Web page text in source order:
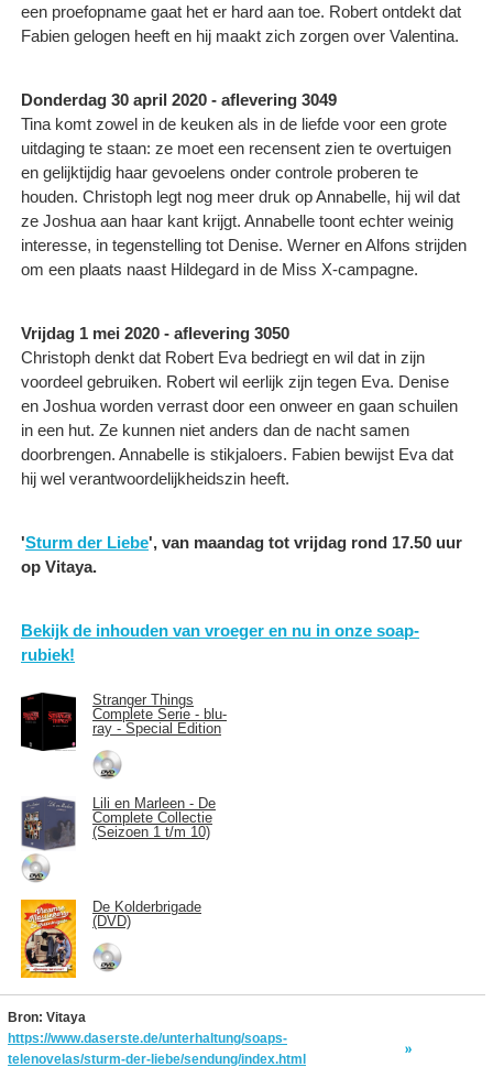
een proefopname gaat het er hard aan toe. Robert ontdekt dat
Fabien gelogen heeft en hij maakt zich zorgen over Valentina.
Donderdag 30 april 2020 - aflevering 3049
Tina komt zowel in de keuken als in de liefde voor een grote
uitdaging te staan: ze moet een recensent zien te overtuigen
en gelijktijdig haar gevoelens onder controle proberen te
houden. Christoph legt nog meer druk op Annabelle, hij wil dat
ze Joshua aan haar kant krijgt. Annabelle toont echter weinig
interesse, in tegenstelling tot Denise. Werner en Alfons strijden
om een plaats naast Hildegard in de Miss X-campagne.
Vrijdag 1 mei 2020 - aflevering 3050
Christoph denkt dat Robert Eva bedriegt en wil dat in zijn
voordeel gebruiken. Robert wil eerlijk zijn tegen Eva. Denise
en Joshua worden verrast door een onweer en gaan schuilen
in een hut. Ze kunnen niet anders dan de nacht samen
doorbrengen. Annabelle is stikjaloers. Fabien bewijst Eva dat
hij wel verantwoordelijkheidszin heeft.
'Sturm der Liebe', van maandag tot vrijdag rond 17.50 uur
op Vitaya.
Bekijk de inhouden van vroeger en nu in onze soap-
rubiek!
Stranger Things
Complete Serie - blu-
ray - Special Edition
Lili en Marleen - De
Complete Collectie
(Seizoen 1 t/m 10)
De Kolderbrigade
(DVD)
Bron: Vitaya
https://www.daserste.de/unterhaltung/soaps-
telenovelas/sturm-der-liebe/sendung/index.html